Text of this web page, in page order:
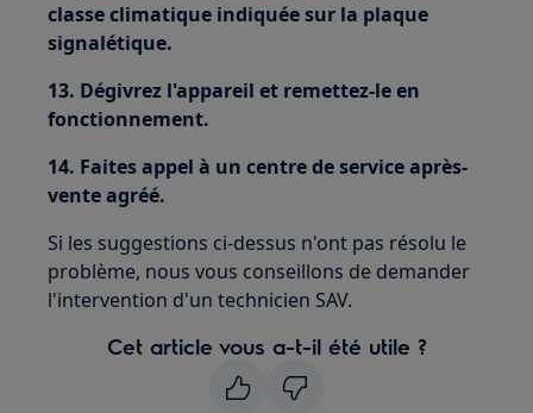
classe climatique indiquée sur la plaque
signalétique.
13. Dégivrez l'appareil et remettez-le en
fonctionnement.
14. Faites appel à un centre de service après-
vente agréé.
Si les suggestions ci-dessus n'ont pas résolu le
problème, nous vous conseillons de demander
l'intervention d'un technicien SAV.
Cet article vous a-t-il été utile ?